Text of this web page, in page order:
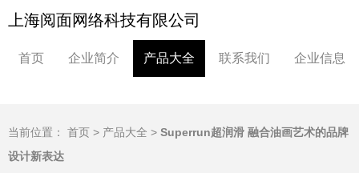
上海阅面网络科技有限公司
首页 企业简介 产品大全 联系我们 企业信息
当前位置： 首页 > 产品大全 > Superrun超润滑 融合油画艺术的品牌
设计新表达